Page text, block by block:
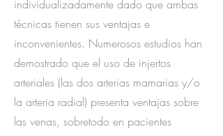
individualizadamente dado que ambas
técnicas tienen sus ventajas e
inconvenientes. Numerosos estudios han
demostrado que el uso de injertos
arteriales (las dos arterias mamarias y/o
la arteria radial) presenta ventajas sobre
las venas, sobretodo en pacientes